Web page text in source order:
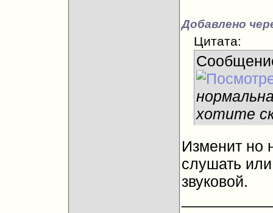
Добавлено
Цитата:
хотите
Изменит но
слушать
звуковой.